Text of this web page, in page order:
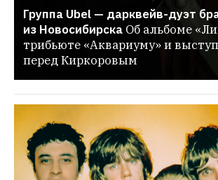
Группа Ubel — дарквейв-дуэт
из Новосибирска Об альбоме
трибьюте «Аквариуму» и
перед Киркоровым